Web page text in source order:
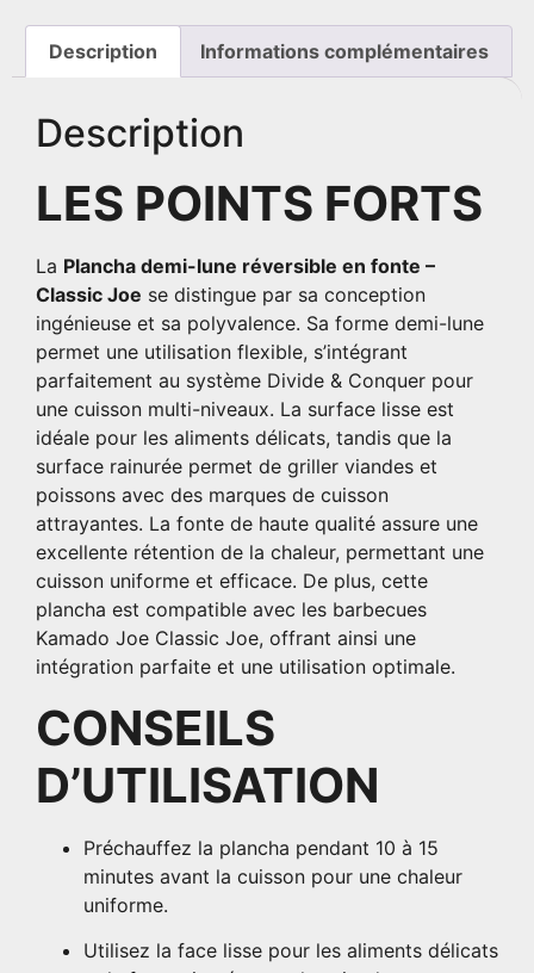
Description Informations complémentaires
Description
LES POINTS FORTS
La Plancha demi-lune réversible en fonte –
Classic Joe se distingue par sa conception
ingénieuse et sa polyvalence. Sa forme demi-lune
permet une utilisation flexible, s’intégrant
parfaitement au système Divide & Conquer pour
une cuisson multi-niveaux. La surface lisse est
idéale pour les aliments délicats, tandis que la
surface rainurée permet de griller viandes et
poissons avec des marques de cuisson
attrayantes. La fonte de haute qualité assure une
excellente rétention de la chaleur, permettant une
cuisson uniforme et efficace. De plus, cette
plancha est compatible avec les barbecues
Kamado Joe Classic Joe, offrant ainsi une
intégration parfaite et une utilisation optimale.
CONSEILS
D’UTILISATION
Préchauffez la plancha pendant 10 à 15
minutes avant la cuisson pour une chaleur
uniforme.
Utilisez la face lisse pour les aliments délicats